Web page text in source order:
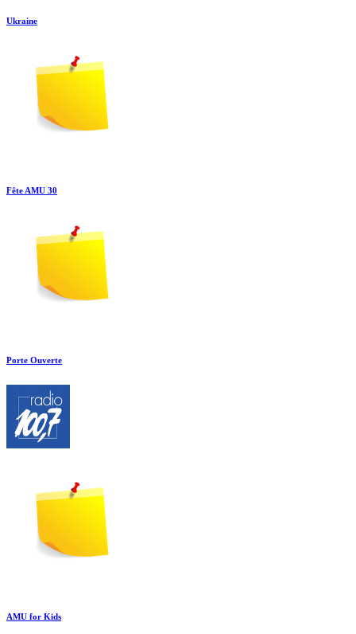
Ukraine
Fête AMU 30
Porte Ouverte
AMU for Kids